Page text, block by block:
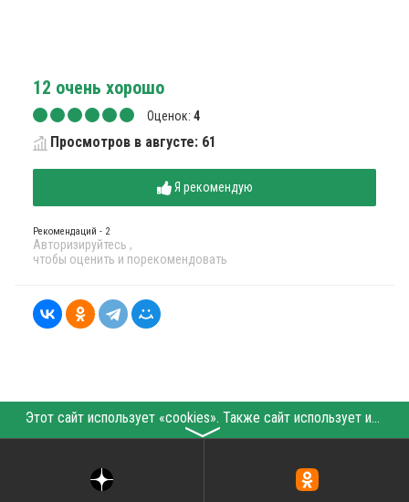
12 очень хорошо
Оценок: 4
Просмотров в августе: 61
Я рекомендую
Рекомендаций - 2
Авторизируйтесь ,
чтобы оценить и порекомендовать
Этот сайт использует «cookies». Также сайт использует интернет-сервис для сбора технических данных касательно посетителей с целью получения маркетинговой и статистической информации. Условия обработки данных посетителей сайта см.
〉